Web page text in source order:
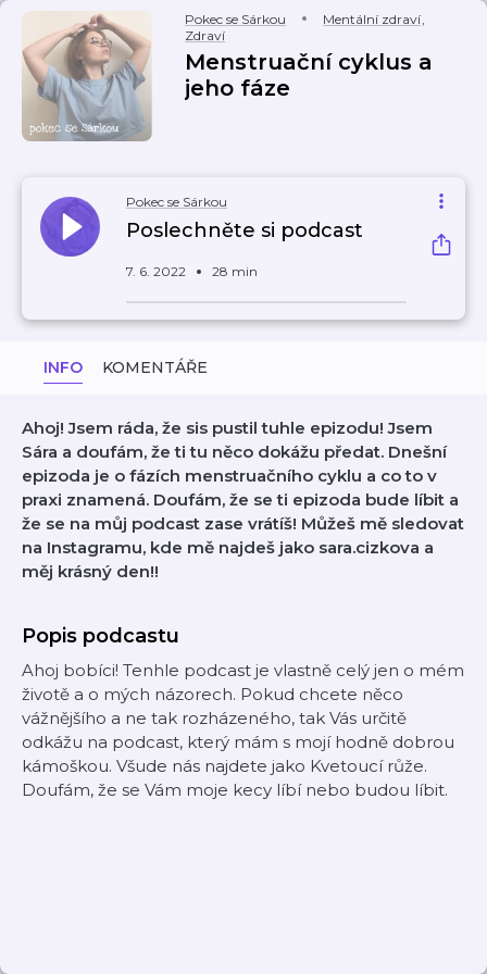
Pokec se Sárkou Mentální zdraví,
Zdraví
Menstruační cyklus a
jeho fáze
Pokec se Sárkou
Poslechněte si podcast
7. 6. 2022 28 min
INFO KOMENTÁŘE
Ahoj! Jsem ráda, že sis pustil tuhle epizodu! Jsem
Sára a doufám, že ti tu něco dokážu předat. Dnešní
epizoda je o fázích menstruačního cyklu a co to v
praxi znamená. Doufám, že se ti epizoda bude líbit a
že se na můj podcast zase vrátíš! Můžeš mě sledovat
na Instagramu, kde mě najdeš jako sara.cizkova a
měj krásný den!!
Popis podcastu
Ahoj bobíci! Tenhle podcast je vlastně celý jen o mém
životě a o mých názorech. Pokud chcete něco
vážnějšího a ne tak rozházeného, tak Vás určitě
odkážu na podcast, který mám s mojí hodně dobrou
kámoškou. Všude nás najdete jako Kvetoucí růže.
Doufám, že se Vám moje kecy líbí nebo budou líbit.